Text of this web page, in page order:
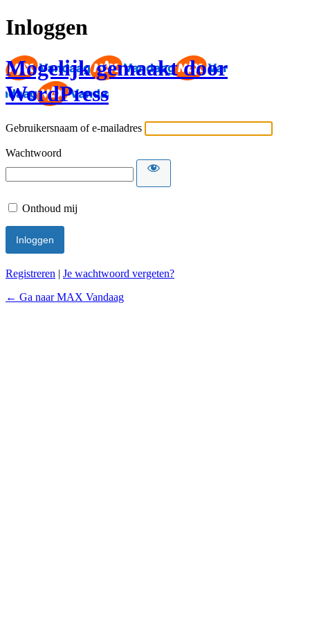
Inloggen
Mogelijk gemaakt door
WordPress
Gebruikersnaam of e-mailadres
Wachtwoord
Onthoud mij
Registreren | Je wachtwoord vergeten?
← Ga naar MAX Vandaag